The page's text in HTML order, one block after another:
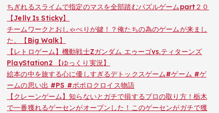
ちぎれるスライムで指定のマスを全部踏むパズルゲームpart２０
【Jelly Is Sticky】
チームワークとおしゃべりが鍵！？俺たちの為のゲームが来まし
た。【Big Walk】
【レトロゲーム】機動戦士Zガンダム エゥーゴvs.ティターンズ
PlayStation2 【ゆっくり実況】
絵本の中を旅する心に優しすぎるデトックスゲーム#ゲーム #ゲ
ームの思い出 #PS #ポポロクロイス物語
【クレーンゲーム】知らないとガチで損するプロの取り方！栃木
で一番獲れるゲーセンがオープンした！このゲーセンがガチで獲